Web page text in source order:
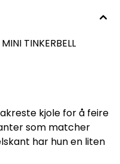
TINKERBELL
kjole for å feire
som matcher
har hun en liten